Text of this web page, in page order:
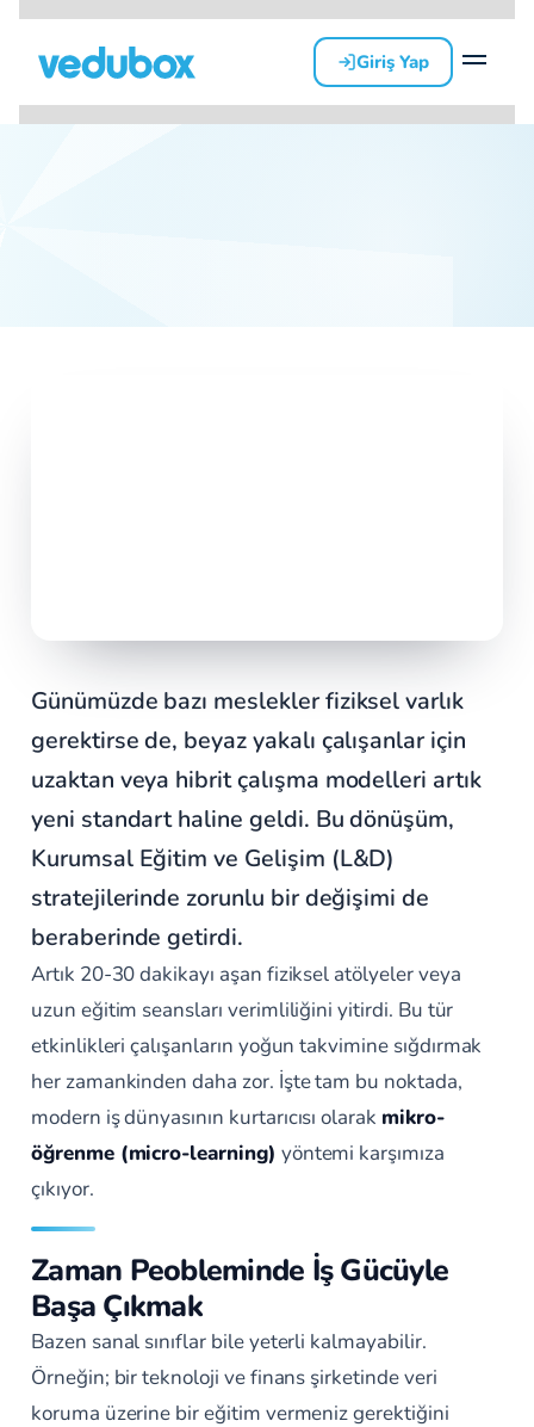
Giriş Yap
Günümüzde bazı meslekler fiziksel varlık
gerektirse de, beyaz yakalı çalışanlar için
uzaktan veya hibrit çalışma modelleri artık
yeni standart haline geldi. Bu dönüşüm,
Kurumsal Eğitim ve Gelişim (L&D)
stratejilerinde zorunlu bir değişimi de
beraberinde getirdi.
Artık 20-30 dakikayı aşan fiziksel atölyeler veya
uzun eğitim seansları verimliliğini yitirdi. Bu tür
etkinlikleri çalışanların yoğun takvimine sığdırmak
her zamankinden daha zor. İşte tam bu noktada,
modern iş dünyasının kurtarıcısı olarak mikro-
öğrenme (micro-learning) yöntemi karşımıza
çıkıyor.
Zaman Peobleminde İş Gücüyle
Başa Çıkmak
Bazen sanal sınıflar bile yeterli kalmayabilir.
Örneğin; bir teknoloji ve finans şirketinde veri
koruma üzerine bir eğitim vermeniz gerektiğini